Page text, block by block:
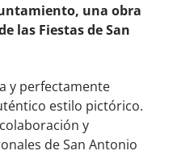
una obra
las Fiestas de San
y perfectamente
estilo pictórico.
y
de San Antonio